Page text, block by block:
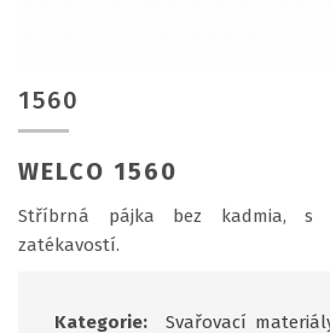
1560
WELCO 1560
Stříbrná pájka bez kadmia, s
zatékavostí.
Kategorie: Svařovací